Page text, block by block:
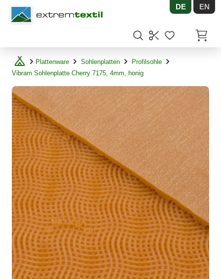
Shopware DE EN
Plattenware Sohlenplatten
Profilsohle
Vibram Sohlenplatte Cherry 7175, 4mm, honig